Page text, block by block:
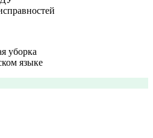
уборка
языке